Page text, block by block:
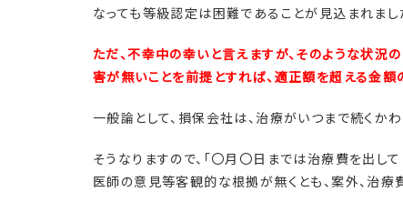
なっても等級認定は困難であることが見込まれまし
ただ、不幸中の幸いと言えますが、そのような状
害が無いことを前提とすれば、適正額を超える金額
一般論として、損保会社は、治療がいつまで続くか
そうなりますので、「〇月〇日までは治療費を出し
医師の意見等客観的な根拠が無くとも、案外、治